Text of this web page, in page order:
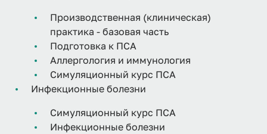
Производственная (клиническая)
практика - базовая часть
Подготовка к ПСА
Аллергология и иммунология
Симуляционный курс ПСА
Инфекционные болезни
Симуляционный курс ПСА
Инфекционные болезни